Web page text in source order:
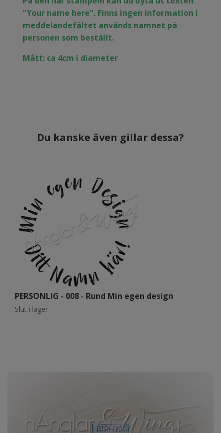
"Your name here". Finns ingen information i
meddelandefältet används namnet på
personen som beställt.
Mått: ca 4cm i diameter
PERSONLIG - 008 - Rund Min egen design
Slut i lager